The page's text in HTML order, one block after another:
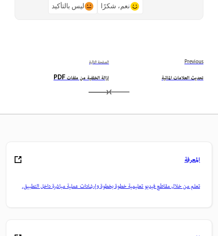
نعم، شكرًا ليس بالتأكيد
Previous
تحديث العلامات المائية
الصفحة التالية
إزالة الخلفية من ملفات PDF
المعرفة
تعلم من خلال مقاطع فيديو تعليمية خطوة بخطوة وإرشادات عملية مباشرة داخل التطبيق.